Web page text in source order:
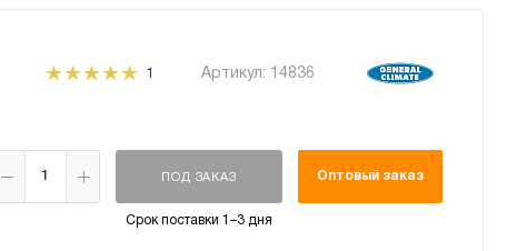
1 Артикул: 14836
ПОД ЗАКАЗ
Срок поставки 1–3 дня
Оптовый заказ